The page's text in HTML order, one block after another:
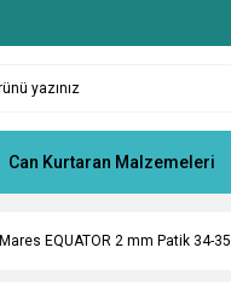
Can Kurtaran Malzemeleri
Mares EQUATOR 2 mm Patik 34-35